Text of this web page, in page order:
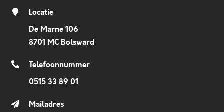
Locatie
De Marne 106
8701 MC Bolsward
Telefoonnummer
0515 33 89 01
Mailadres